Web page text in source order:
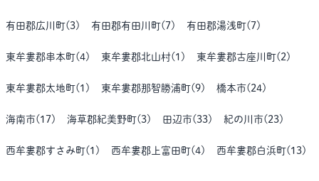
有田郡広川町(3) 有田郡有田川町( 7 ) 有田郡湯浅町( 7 )
東牟婁郡串本町(4) 東牟婁郡北山村( 1 ) 東牟婁郡古座川町( 2 )
東牟婁郡太地町( 1 ) 東牟婁郡那智勝浦町(9) 橋本市( 24)
海南市( 17 ) 海草郡紀美野町(3) 田辺市(33) 紀の川市( 23)
西牟婁郡すさみ町( 1 ) 西牟婁郡上富田町(4) 西牟婁郡白浜町( 13)